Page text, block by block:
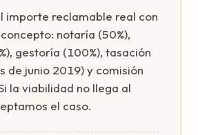
importe reclamable real con
notaría (50%),
gestoría (100%), tasación
de junio 2019) y comisión
la viabilidad no llega al
el caso.